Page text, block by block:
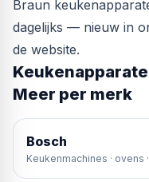
Braun
dagelijks — nieuw in
de website.
Meer per merk
Bosch
Keukenmachines · ovens